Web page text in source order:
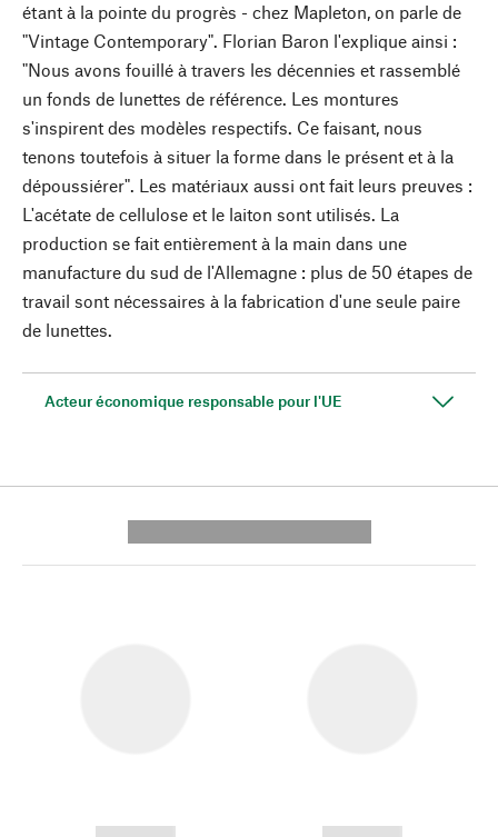
étant à la pointe du progrès - chez Mapleton, on parle de
"Vintage Contemporary". Florian Baron l'explique ainsi :
"Nous avons fouillé à travers les décennies et rassemblé
un fonds de lunettes de référence. Les montures
s'inspirent des modèles respectifs. Ce faisant, nous
tenons toutefois à situer la forme dans le présent et à la
dépoussiérer". Les matériaux aussi ont fait leurs preuves :
L'acétate de cellulose et le laiton sont utilisés. La
production se fait entièrement à la main dans une
manufacture du sud de l'Allemagne : plus de 50 étapes de
travail sont nécessaires à la fabrication d'une seule paire
de lunettes.
Acteur économique responsable pour l'UE
------------ ------------